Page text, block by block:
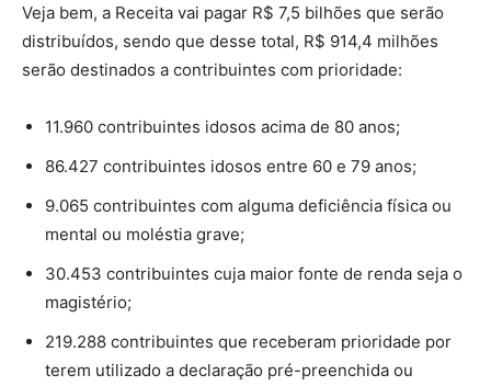
Veja bem, a Receita vai pagar R$ 7,5 bilhões que serão
distribuídos, sendo que desse total, R$ 914,4 milhões
serão destinados a contribuintes com prioridade:
11.960 contribuintes idosos acima de 80 anos;
86.427 contribuintes idosos entre 60 e 79 anos;
9.065 contribuintes com alguma deficiência física ou
mental ou moléstia grave;
30.453 contribuintes cuja maior fonte de renda seja o
magistério;
219.288 contribuintes que receberam prioridade por
terem utilizado a declaração pré-preenchida ou